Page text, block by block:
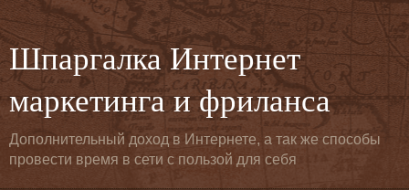
Шпаргалка Интернет
маркетинга и фриланса
Дополнительный доход в Интернете, а так же способы
провести время в сети с пользой для себя